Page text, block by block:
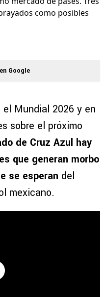
como posibles
Google
Mundial 2026 y en
sobre el próximo
de Cruz Azul hay
que generan morbo
se esperan del
mexicano.